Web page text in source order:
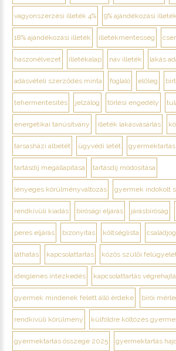
vagyonszerzési illeték 4% 9% ajándékozási illeték
18% ajándékozási illeték illetékmentesség
haszonélvezet illetékalap nav illeték lakás
adásvételi szerződés minta foglaló előleg
tehermentesítés jelzálog törlési engedély
energetikai tanúsítvány illeték lakásvásárlás
társasházi albetét ügyvédi letét gyermektartás
tartásdíj megállapítása tartásdíj módosítása
lényeges körülményváltozás gyermek indokolt
rendkívüli kiadás bírósági eljárás járásbíróság
peres eljárás bizonyítás költséglista családjog
láthatás kapcsolattartás közös szülői
ideiglenes intézkedés kapcsolattartás
gyermek mindenek felett álló érdeke bírói
rendkívüli körülmény külföldre költözés
gyermektartás összege 2025 gyermektartás